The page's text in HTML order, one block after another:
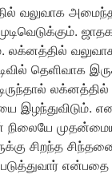
வலுவாக
லக்னத்தில்
தெளிவாக
இழந்துவிடும்.
நிலையே
சிறந்த
என்பதை